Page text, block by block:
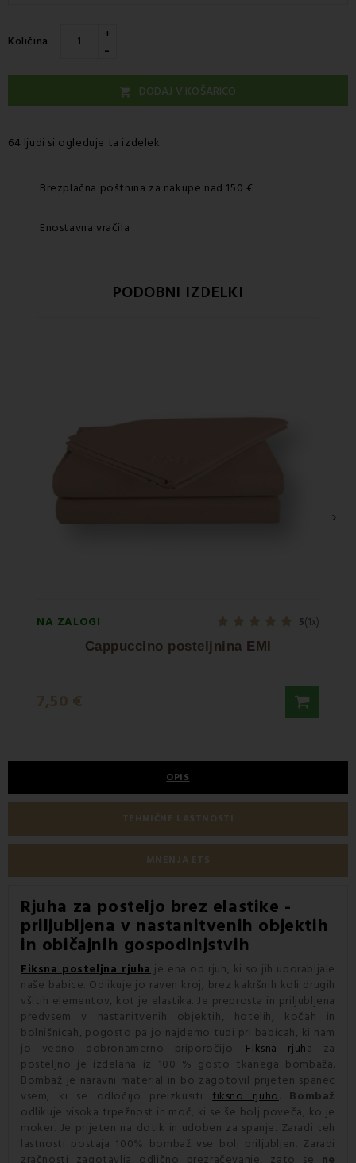
Količina +
-
 DODAJ V KOŠARICO
64 ljudi si ogleduje ta izdelek
Brezplačna poštnina za nakupe nad 150 €
Enostavna vračila
PODOBNI IZDELKI
NA ZALOGI 5(1x)
Cappuccino posteljnina EMI
7,50 €
›
OPIS
TEHNIČNE LASTNOSTI
MNENJA ETS
Rjuha za posteljo brez elastike -
priljubljena v nastanitvenih objektih
in običajnih gospodinjstvih
Fiksna posteljna rjuha je ena od rjuh, ki so jih uporabljale
naše babice. Odlikuje jo raven kroj, brez kakršnih koli drugih
všitih elementov, kot je elastika. Je preprosta in priljubljena
predvsem v nastanitvenih objektih, hotelih, kočah in
bolnišnicah, pogosto pa jo najdemo tudi pri babicah, ki nam
jo vedno dobronamerno priporočijo. Fiksna rjuha za
posteljno je izdelana iz 100 % gosto tkanega bombaža.
Bombaž je naravni material in bo zagotovil prijeten spanec
vsem, ki se odločijo preizkusiti fiksno rjuho. Bombaž
odlikuje visoka trpežnost in moč, ki se še bolj poveča, ko je
moker. Je prijeten na dotik in udoben za spanje. Zaradi teh
lastnosti postaja 100% bombaž vse bolj priljubljen. Zaradi
zračnosti zagotavlja odlično prezračevanje, zato se ne